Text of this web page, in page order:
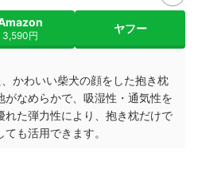
3,590円
ヤフー
かわいい柴犬の顔をした抱き枕
がなめらかで、吸湿性・通気性を
れた弾力性により、抱き枕だけで
も活用できます。